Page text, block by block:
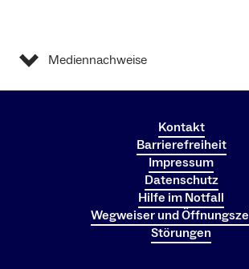
Mediennachweise
Kontakt
Barrierefreiheit
Impressum
Datenschutz
Hilfe im Notfall
Wegweiser und
Störungen